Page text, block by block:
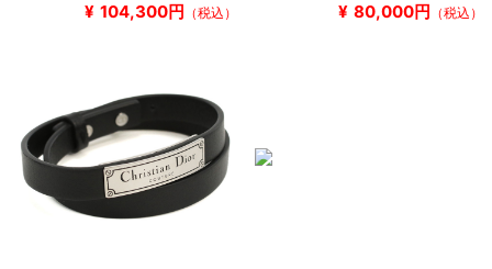
¥ 104,300円 （税込） ¥ 80,000円 （税込）